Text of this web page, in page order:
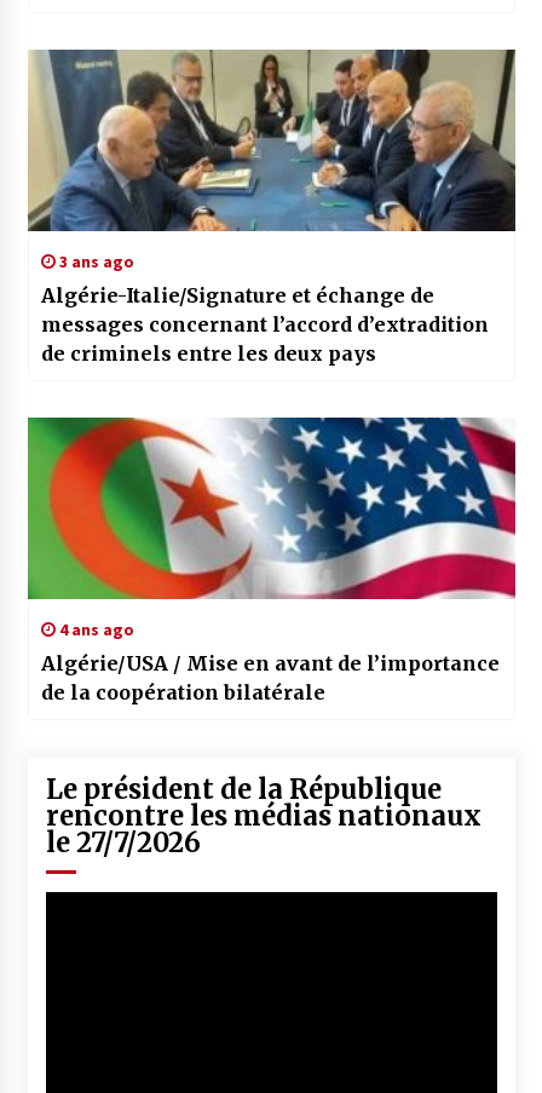
3 ans ago
Algérie-Italie/Signature et échange de
messages concernant l’accord d’extradition
de criminels entre les deux pays
4 ans ago
Algérie/USA / Mise en avant de l’importance
Le président de la République
rencontre les médias nationaux
le 27/7/2026